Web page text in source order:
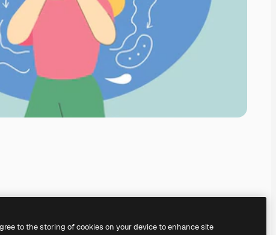
to the storing of cookies on your device to enhance site